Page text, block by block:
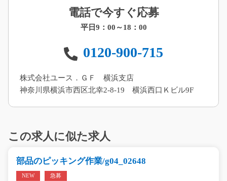
電話で今すぐ応募
平日9：00～18：00
0120-900-715
株式会社ユース．ＧＦ 横浜支店
神奈川県横浜市西区北幸2-8-19 横浜西口Ｋビル9F
この求人に似た求人
部品のピッキング作業/g04_02648
NEW 急募